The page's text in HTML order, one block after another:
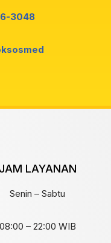
3048
JAM LAYANAN
Senin – Sabtu
08:00 – 22:00 WIB